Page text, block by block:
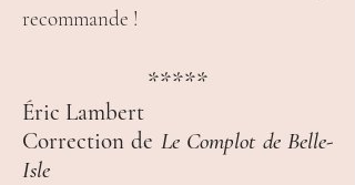
recommande !
*****
Éric Lambert
Correction de Le Complot de Belle-
Isle